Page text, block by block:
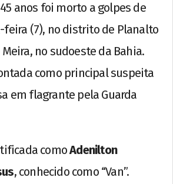
anos foi morto a golpes de
feira (7), no distrito de Planalto
no sudoeste da Bahia.
como principal suspeita
em flagrante pela Guarda
comoAdenilton
, conhecido como “Van”.